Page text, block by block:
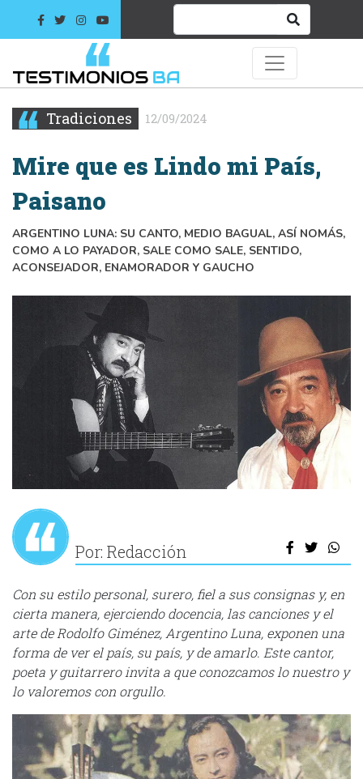
Tradiciones 12/09/2024
Mire que es Lindo mi País,
Paisano
ARGENTINO LUNA: SU CANTO, MEDIO BAGUAL, ASÍ NOMÁS,
COMO A LO PAYADOR, SALE COMO SALE, SENTIDO,
ACONSEJADOR, ENAMORADOR Y GAUCHO
Por: Redacción
Con su estilo personal, surero, fiel a sus consignas y, en
cierta manera, ejerciendo docencia, las canciones y el
arte de Rodolfo Giménez, Argentino Luna, exponen una
forma de ver el país, su país, y de amarlo. Este cantor,
poeta y guitarrero invita a que conozcamos lo nuestro y
lo valoremos con orgullo.